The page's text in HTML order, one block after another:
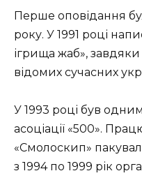
Перше оповідання
року. У 1991 році
ігрища жаб»,
відомих сучасних
У 1993 році був
асоціації «500».
«Смолоскип»
з 1994 по 1999 рік